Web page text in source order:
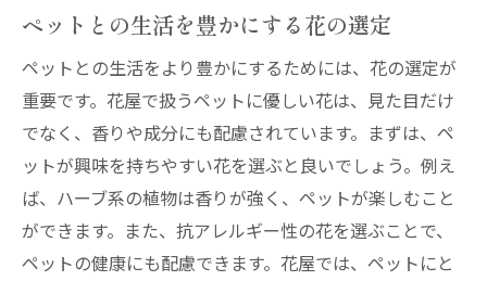
ペットとの生活を豊かにする花の選定
ペットとの生活をより豊かにするためには、花の選定が
重要です。花屋で扱うペットに優しい花は、見た目だけ
でなく、香りや成分にも配慮されています。まずは、ペ
ットが興味を持ちやすい花を選ぶと良いでしょう。例え
ば、ハーブ系の植物は香りが強く、ペットが楽しむこと
ができます。また、抗アレルギー性の花を選ぶことで、
ペットの健康にも配慮できます。花屋では、ペットにと